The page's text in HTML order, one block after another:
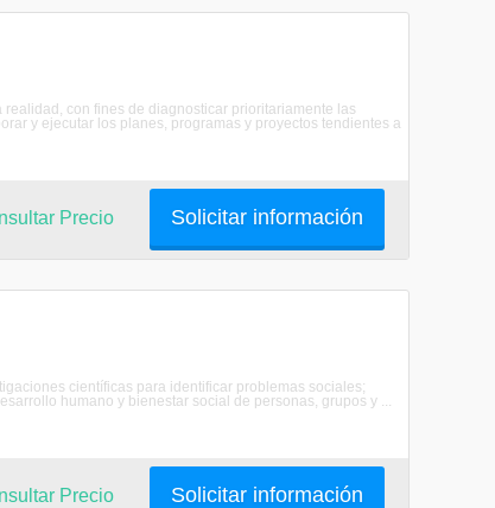
con fines de diagnosticar prioritariamente las
y ejecutar los planes, programas y proyectos tendientes a
Solicitar información
Precio
científicas para identificar problemas sociales;
humano y bienestar social de personas, grupos y ...
Solicitar información
Precio